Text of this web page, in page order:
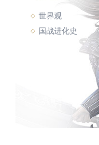
世界观
国战进化史